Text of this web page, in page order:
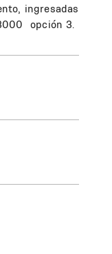
ingresadas
opción 3.